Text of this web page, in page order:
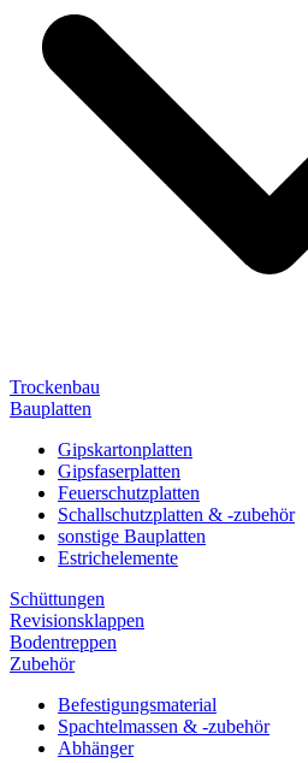
Trockenbau
Bauplatten
Gipskartonplatten
Gipsfaserplatten
Feuerschutzplatten
Schallschutzplatten & -zubehör
sonstige Bauplatten
Estrichelemente
Schüttungen
Revisionsklappen
Bodentreppen
Zubehör
Befestigungsmaterial
Spachtelmassen & -zubehör
Abhänger